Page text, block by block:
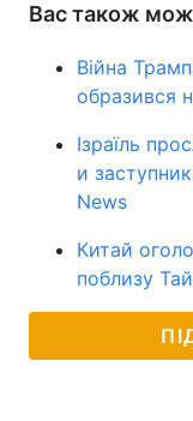
Вас також
Війна
образився
Ізраїль
и
News
Китай
поблизу